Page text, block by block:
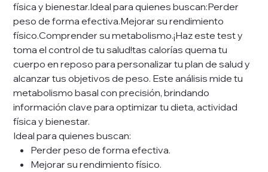
física y bienestar.Ideal para quienes buscan:Perder
peso de forma efectiva.Mejorar su rendimiento
físico.Comprender su metabolismo.¡Haz este test y
toma el control de tu salud!tas calorías quema tu
cuerpo en reposo para personalizar tu plan de salud y
alcanzar tus objetivos de peso. Este análisis mide tu
metabolismo basal con precisión, brindando
información clave para optimizar tu dieta, actividad
física y bienestar.
Ideal para quienes buscan:
Perder peso de forma efectiva.
Mejorar su rendimiento físico.